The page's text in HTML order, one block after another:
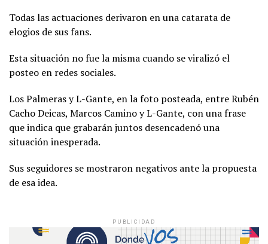
Todas las actuaciones derivaron en una catarata de
elogios de sus fans.
Esta situación no fue la misma cuando se viralizó el
posteo en redes sociales.
Los Palmeras y L-Gante, en la foto posteada, entre Rubén
Cacho Deicas, Marcos Camino y L-Gante, con una frase
que indica que grabarán juntos desencadenó una
situación inesperada.
Sus seguidores se mostraron negativos ante la propuesta
de esa idea.
PUBLICIDAD